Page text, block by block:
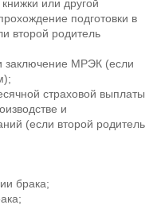
или другой
подготовки в
второй родитель
заключение МРЭК (если
страховой выплаты
и
(если второй родитель
брака;